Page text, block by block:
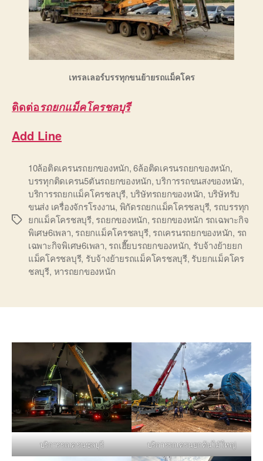
เทรลเลอร์บรรทุกขนย้ายรถแม็คโคร
ติดต่อรถยกแม็คโครชลบุรี
Add Line
Tags
10ล้อติดเครนรถยกของหนัก,6ล้อติดเครนรถยกของหนัก,
บรรทุกติดเครน5ตันรถยกของหนัก,บริการรถขนสงของหนัก,
บริการรถยกแม็คโครชลบุรี, บริษัทรถยกของหนัก, บริษัทรับ
ขนส่ง เครื่องจักรโรงงาน, พิกัดรถยกแม็คโครชลบุรี, รถบรรทุก
ยกแม็คโครชลบุรี, รถยกของหนัก, รถยกของหนัก รถเฉพาะกิจ
พิเศษ6เพลา, รถยกแม็คโครชลบุรี, รถเครนรถยกของหนัก, รถ
เฉพาะกิจพิเศษ6เพลา, รถเฮี๊ยบรถยกของหนัก, รับจ้างย้ายยก
แม็คโครชลบุรี, รับจ้างย้ายรถแม็คโครชลบุรี, รับยกแม็คโคร
ชลบุรี, หารถยกของหนัก
บริการรถเครนชลบุรี บริการรถเครนยกต้นไม้ใหญ่